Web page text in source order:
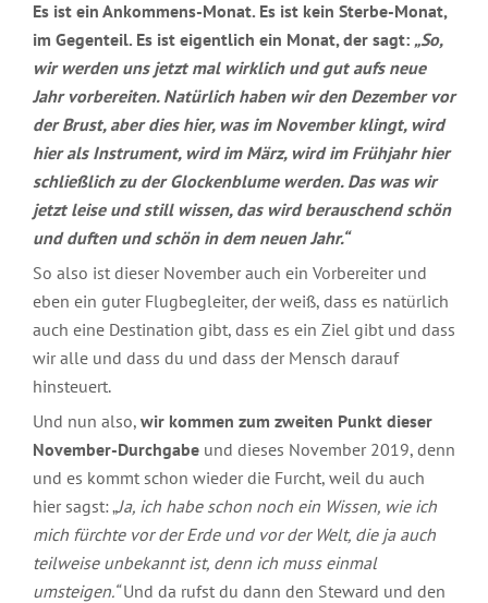
Robert
Betz
Artikel
von
Robert
Betz
FAQs
Datenschutz
&
Rechtliches
Es ist ein Ankommens-Monat. Es ist kein Sterbe-Monat,
im Gegenteil. Es ist eigentlich ein Monat, der sagt: „So,
wir werden uns jetzt mal wirklich und gut aufs neue
Jahr vorbereiten. Natürlich haben wir den Dezember vor
der Brust, aber dies hier, was im November klingt, wird
hier als Instrument, wird im März, wird im Frühjahr hier
schließlich zu der Glockenblume werden. Das was wir
jetzt leise und still wissen, das wird berauschend schön
und duften und schön in dem neuen Jahr.“
So also ist dieser November auch ein Vorbereiter und
eben ein guter Flugbegleiter, der weiß, dass es natürlich
auch eine Destination gibt, dass es ein Ziel gibt und dass
wir alle und dass du und dass der Mensch darauf
hinsteuert.
Und nun also, wir kommen zum zweiten Punkt dieser
November-Durchgabe und dieses November 2019, denn
und es kommt schon wieder die Furcht, weil du auch
hier sagst: „Ja, ich habe schon noch ein Wissen, wie ich
mich fürchte vor der Erde und vor der Welt, die ja auch
teilweise unbekannt ist, denn ich muss einmal
umsteigen.“Und da rufst du dann den Steward und den